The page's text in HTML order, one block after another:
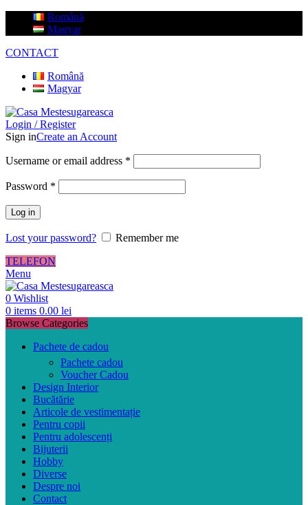
Română
Magyar
CONTACT
Română
Magyar
Login / Register
Sign inCreate an Account
Username or email address *
Password *
Log in
Lost your password?
Remember me
TELEFON
Menu
0 Wishlist
0 items 0.00 lei
Browse Categories
Pachete de cadou
Pachete cadou
Voucher Cadou
Design Interior
Bucătărie
Articole de vestimentație
Pentru copii
Pentru adolescenți
Bijuterii
Hobby
Diverse
Despre noi
Contact